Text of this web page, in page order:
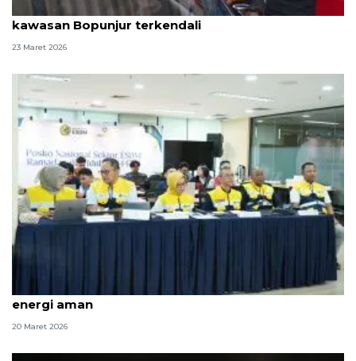
Libur Lebaran, BPH Migas: Pasokan BBM di
kawasan Bopunjur terkendali
23 Maret 2026
Puncak arus mudik, BPH Migas: Ketersediaan
energi aman
20 Maret 2026